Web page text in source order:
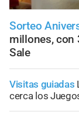
Sorteo
millones, con
Sale
Visitas guiadas
cerca los